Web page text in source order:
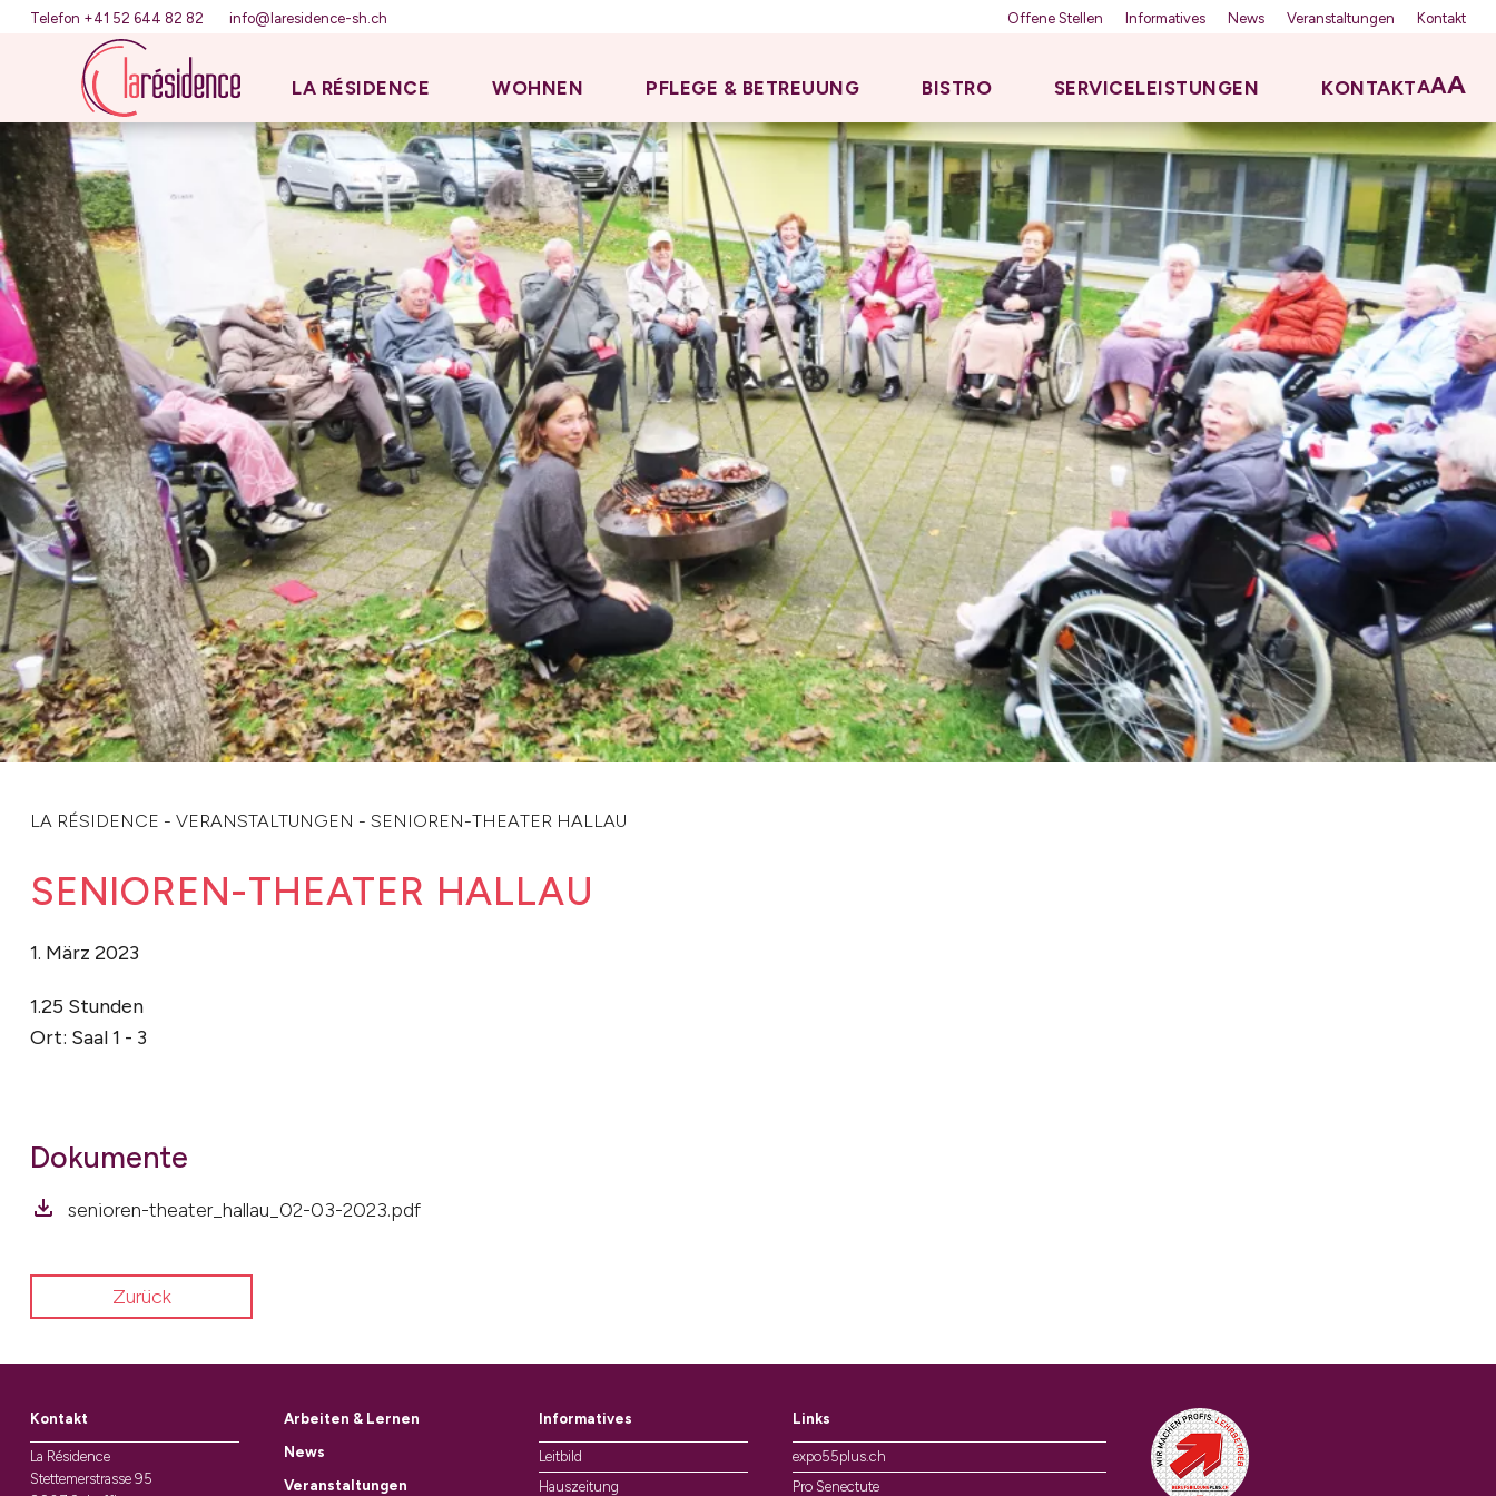
Telefon +41 52 644 82 82 info@laresidence-sh.ch Offene Stellen Informatives News Veranstaltungen Kontakt
LA RÉSIDENCE WOHNEN PFLEGE & BETREUUNG BISTRO SERVICELEISTUNGEN KONTAKTAAA
LA RÉSIDENCE - VERANSTALTUNGEN - SENIOREN-THEATER HALLAU
SENIOREN-THEATER HALLAU
1. März 2023
1.25 Stunden
Ort: Saal 1 - 3
Dokumente
senioren-theater_hallau_02-03-2023.pdf
Zurück
Kontakt
La Résidence
Stettemerstrasse 95
Arbeiten & Lernen
News
Veranstaltungen
Informatives
Leitbild
Hauszeitung
Links
expo55plus.ch
Pro Senectute
Auszeichnungen